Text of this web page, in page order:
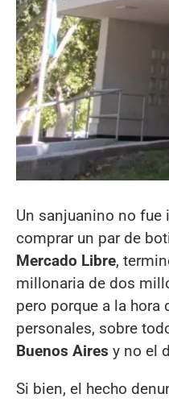
Un sanjuanino no
comprar un par de
Mercado Libre,
millonaria de dos
pero porque a la hora
personales, sobre
Buenos Aires y no el
Si bien, el hecho